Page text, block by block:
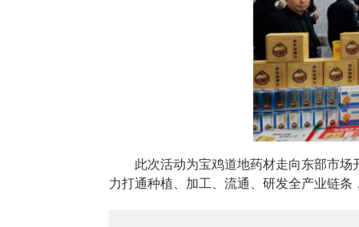
此次活动为宝鸡道地药材走向东部市
力打通种植、加工、流通、研发全产业链